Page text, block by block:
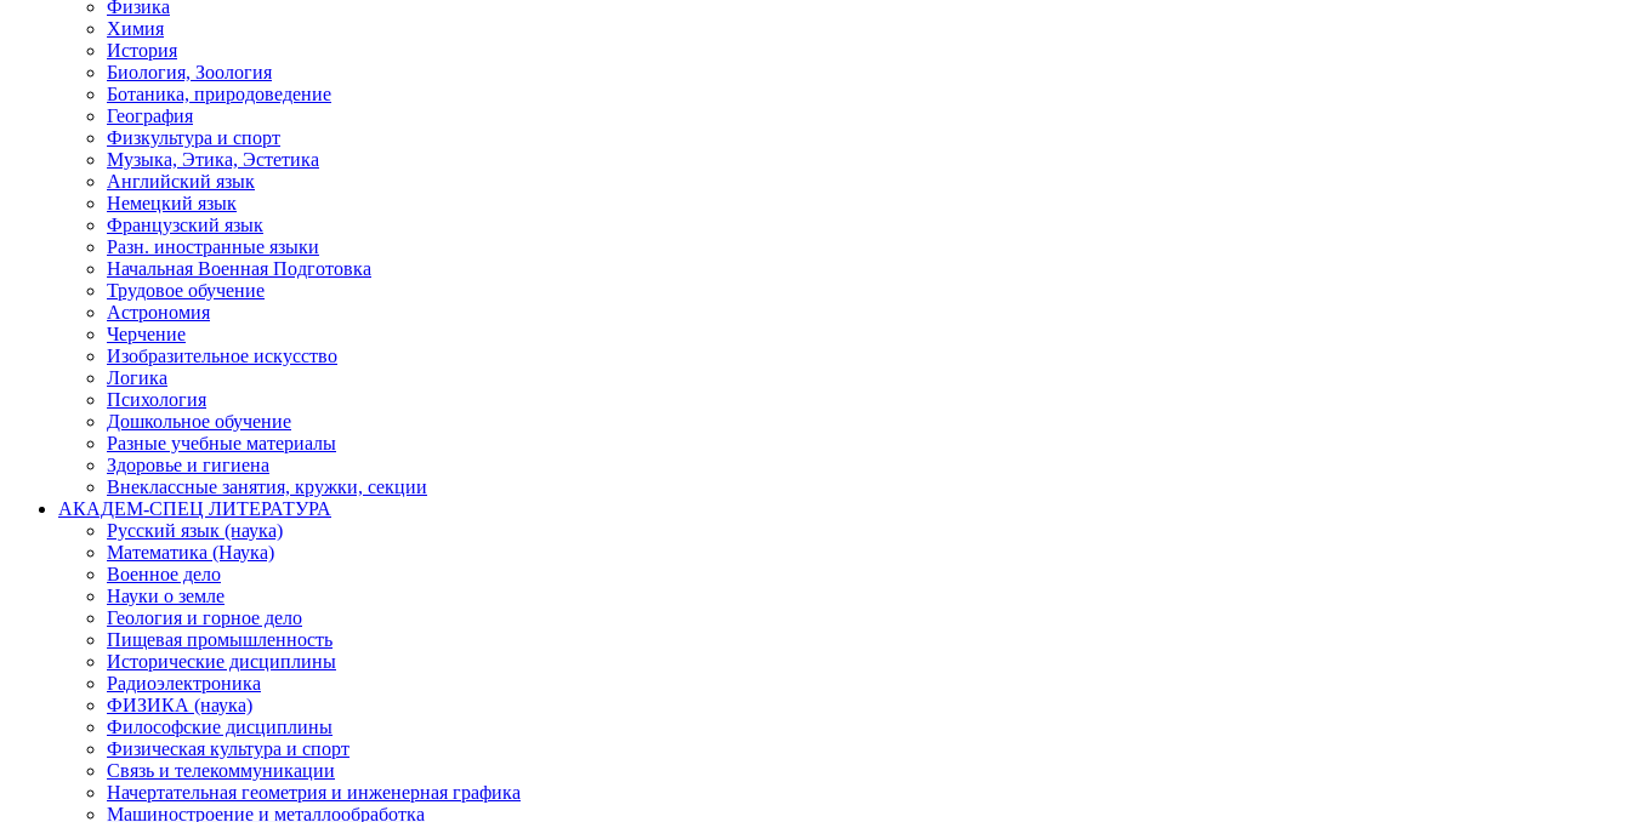
Физика
Химия
История
Биология, Зоология
Ботаника, природоведение
География
Физкультура и спорт
Музыка, Этика, Эстетика
Английский язык
Немецкий язык
Французский язык
Разн. иностранные языки
Начальная Военная Подготовка
Трудовое обучение
Астрономия
Черчение
Изобразительное искусство
Логика
Психология
Дошкольное обучение
Разные учебные материалы
Здоровье и гигиена
Внеклассные занятия, кружки, секции
АКАДЕМ-СПЕЦ ЛИТЕРАТУРА
Русский язык (наука)
Математика (Наука)
Военное дело
Науки о земле
Геология и горное дело
Пищевая промышленность
Исторические дисциплины
Радиоэлектроника
ФИЗИКА (наука)
Философские дисциплины
Физическая культура и спорт
Связь и телекоммуникации
Начертательная геометрия и инженерная графика
Машиностроение и металлообработка